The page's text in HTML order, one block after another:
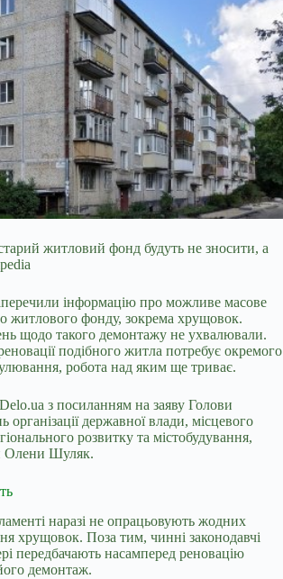
житловий фонд будуть не зносити, а
інформацію про можливе масове
житлового фонду, зокрема хрущовок.
щодо такого демонтажу не ухвалювали.
подібного житла потребує окремого
робота над яким ще триває.
Delo.ua з посиланням на заяву Голови
організації державної влади, місцевого
розвитку та містобудування,
Олени Шуляк.
наразі не опрацьовують жодних
хрущовок. Поза тим, чинні законодавчі
передбачають насамперед реновацію
демонтаж.